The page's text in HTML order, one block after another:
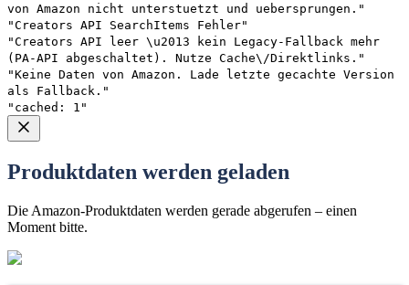
von Amazon nicht unterstuetzt und uebersprungen."
"Creators API SearchItems Fehler"
"Creators API leer \u2013 kein Legacy-Fallback mehr
(PA-API abgeschaltet). Nutze Cache\/Direktlinks."
"Keine Daten von Amazon. Lade letzte gecachte Version
als Fallback."
"cached: 1"
Produktdaten werden geladen
Die Amazon-Produktdaten werden gerade abgerufen – einen
Moment bitte.